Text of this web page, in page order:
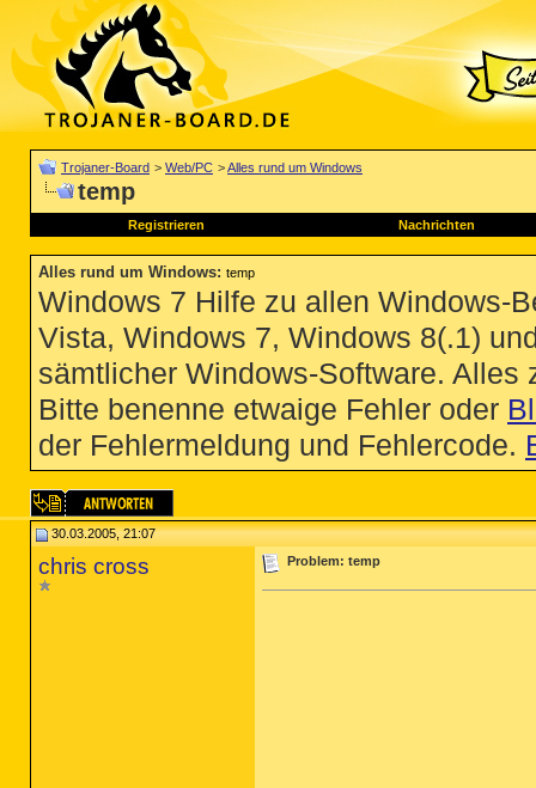
Trojaner-Board > Web/PC >Alles rund um Windows
temp
Registrieren Nachrichten
Alles rund um Windows: temp
Windows 7 Hilfe zu allen Windows-
Vista, Windows 7, Windows 8(.1)
sämtlicher Windows-Software.
Bitte benenne etwaige Fehler oder
der Fehlermeldung und Fehlercode.
30.03.2005, 21:07
chris cross Problem: temp